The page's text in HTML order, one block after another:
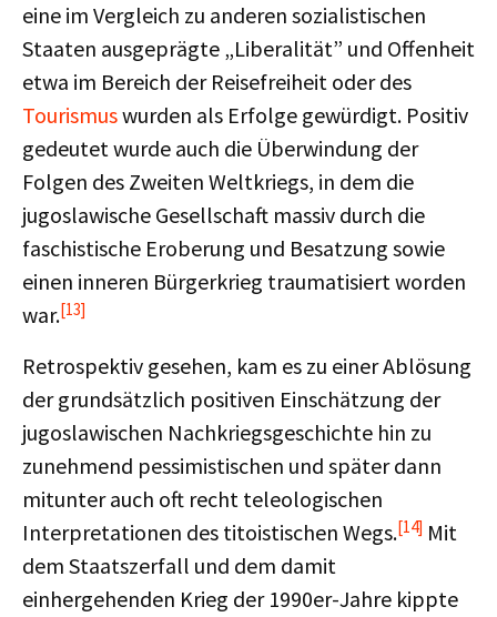
eine im Vergleich zu anderen sozialistischen
Staaten ausgeprägte „Liberalität” und Offenheit
etwa im Bereich der Reisefreiheit oder des
Tourismuswurden als Erfolge gewürdigt. Positiv
gedeutet wurde auch die Überwindung der
Folgen des Zweiten Weltkriegs, in dem die
jugoslawische Gesellschaft massiv durch die
faschistische Eroberung und Besatzung sowie
einen inneren Bürgerkrieg traumatisiert worden
war.[13]
Retrospektiv gesehen, kam es zu einer Ablösung
der grundsätzlich positiven Einschätzung der
jugoslawischen Nachkriegsgeschichte hin zu
zunehmend pessimistischen und später dann
mitunter auch oft recht teleologischen
Interpretationen des titoistischen Wegs.[14] Mit
dem Staatszerfall und dem damit
einhergehenden Krieg der 1990er-Jahre kippte